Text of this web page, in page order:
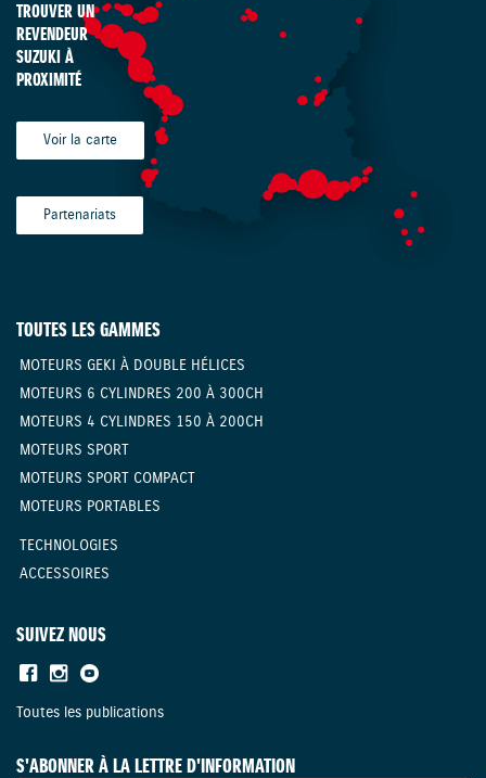
TROUVER UN
REVENDEUR
SUZUKI À
PROXIMITÉ
Voir la carte
Partenariats
TOUTES LES GAMMES
MOTEURS GEKI À DOUBLE HÉLICES
MOTEURS 6 CYLINDRES 200 À 300CH
MOTEURS 4 CYLINDRES 150 À 200CH
MOTEURS SPORT
MOTEURS SPORT COMPACT
MOTEURS PORTABLES
TECHNOLOGIES
ACCESSOIRES
SUIVEZ NOUS
Toutes les publications
S'ABONNER À LA LETTRE D'INFORMATION